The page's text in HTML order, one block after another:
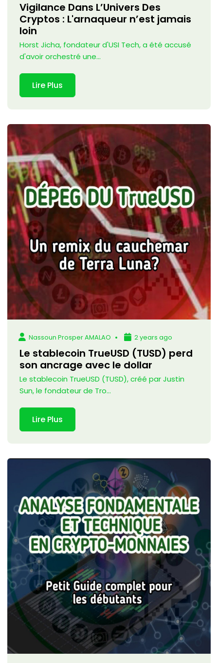
Vigilance Dans L’Univers Des
Cryptos : L'arnaqueur n’est jamais
loin
Horst Jicha, fondateur d'USI Tech, a été accusé
d'avoir orchestré une...
Lire Plus
Nassoun Prosper AMALAO 2 years ago
Le stablecoin TrueUSD (TUSD) perd
son ancrage avec le dollar
Le stablecoin TrueUSD (TUSD), créé par Justin
Sun, le fondateur de Tro...
Lire Plus